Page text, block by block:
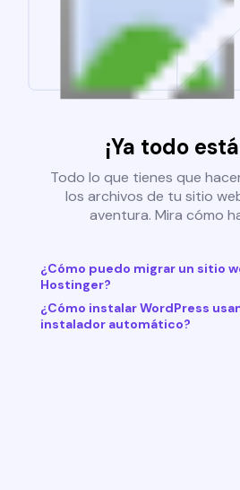
¡Ya todo
Todo lo que tienes que
los archivos de tu sitio
aventura. Mira cómo
¿Cómo puedo migrar un sitio
Hostinger?
¿Cómo instalar WordPress
instalador automático?